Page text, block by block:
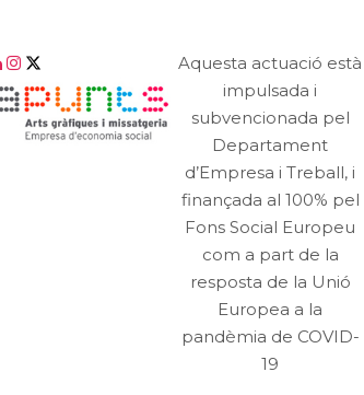
Aquesta actuació està
impulsada i
subvencionada pel
Departament
d’Empresa i Treball, i
finançada al 100% pel
Fons Social Europeu
com a part de la
resposta de la Unió
Europea a la
pandèmia de COVID-
19